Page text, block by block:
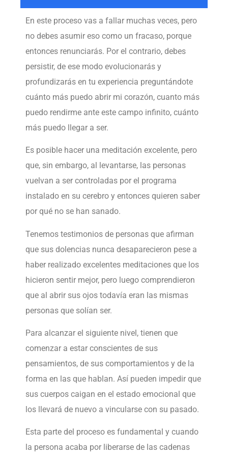
En este proceso vas a fallar muchas veces, pero
no debes asumir eso como un fracaso, porque
entonces renunciarás. Por el contrario, debes
persistir, de ese modo evolucionarás y
profundizarás en tu experiencia preguntándote
cuánto más puedo abrir mi corazón, cuanto más
puedo rendirme ante este campo infinito, cuánto
más puedo llegar a ser.
Es posible hacer una meditación excelente, pero
que, sin embargo, al levantarse, las personas
vuelvan a ser controladas por el programa
instalado en su cerebro y entonces quieren saber
por qué no se han sanado.
Tenemos testimonios de personas que afirman
que sus dolencias nunca desaparecieron pese a
haber realizado excelentes meditaciones que los
hicieron sentir mejor, pero luego comprendieron
que al abrir sus ojos todavía eran las mismas
personas que solían ser.
Para alcanzar el siguiente nivel, tienen que
comenzar a estar conscientes de sus
pensamientos, de sus comportamientos y de la
forma en las que hablan. Así pueden impedir que
sus cuerpos caigan en el estado emocional que
los llevará de nuevo a vincularse con su pasado.
Esta parte del proceso es fundamental y cuando
la persona acaba por liberarse de las cadenas